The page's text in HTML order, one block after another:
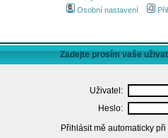
Osobní nastavení
Zadejte prosím vaše
Uživatel:
Heslo:
Přihlásit mě automaticky